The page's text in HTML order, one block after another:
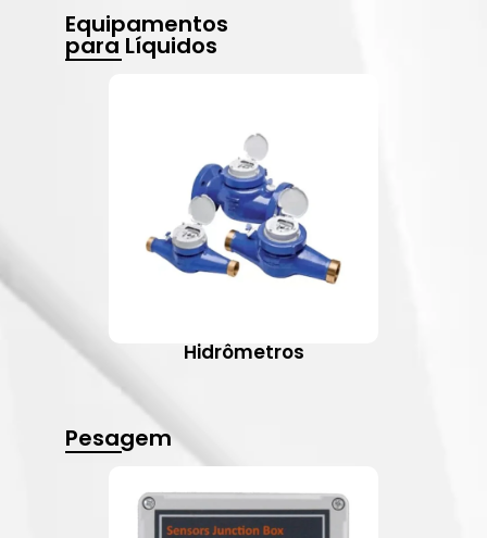
Equipamentos
para Líquidos
Hidrômetros
Pesagem